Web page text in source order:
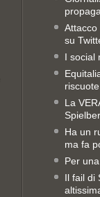
Attacco
su
I social
La
Ha un
ma fa
Per
Il fail di